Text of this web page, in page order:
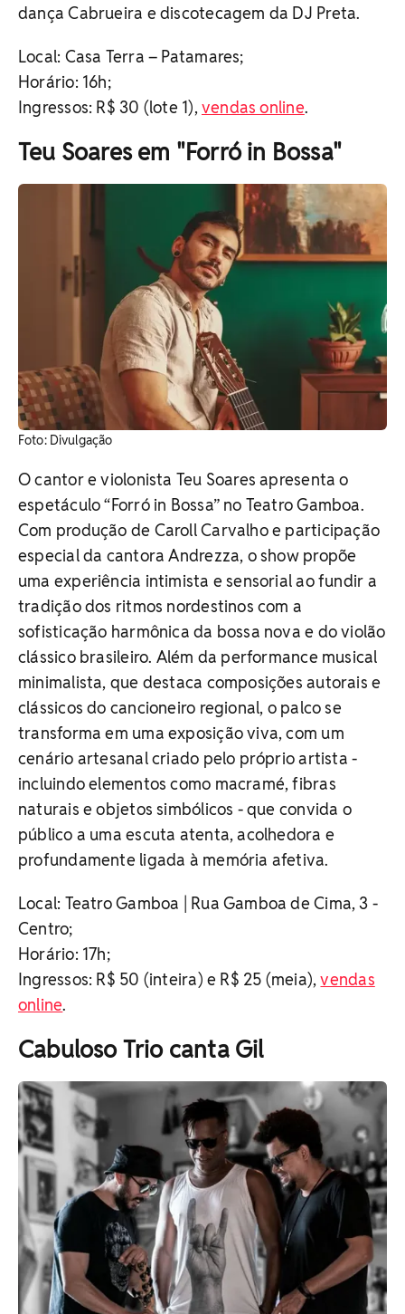
dança Cabrueira e discotecagem da DJ Preta.
Local: Casa Terra – Patamares;
Horário: 16h;
Ingressos: R$ 30 (lote 1),vendas online.
Teu Soares em "Forró in Bossa"
Foto: Divulgação
O cantor e violonista Teu Soares apresenta o
espetáculo “Forró in Bossa” no Teatro Gamboa.
Com produção de Caroll Carvalho e participação
especial da cantora Andrezza, o show propõe
uma experiência intimista e sensorial ao fundir a
tradição dos ritmos nordestinos com a
sofisticação harmônica da bossa nova e do violão
clássico brasileiro. Além da performance musical
minimalista, que destaca composições autorais e
clássicos do cancioneiro regional, o palco se
transforma em uma exposição viva, com um
cenário artesanal criado pelo próprio artista -
incluindo elementos como macramé, fibras
naturais e objetos simbólicos - que convida o
público a uma escuta atenta, acolhedora e
profundamente ligada à memória afetiva.
Local: Teatro Gamboa | Rua Gamboa de Cima, 3 -
Centro;
Horário: 17h;
Ingressos: R$ 50 (inteira) e R$ 25 (meia),vendas
online.
Cabuloso Trio canta Gil